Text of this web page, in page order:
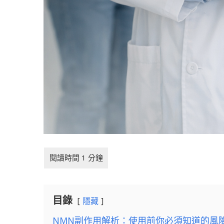
目錄 隱藏
NMN副作用解析：使用前你必須知道的風